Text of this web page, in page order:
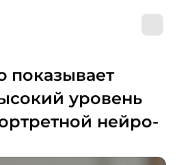
уровень
нейро-